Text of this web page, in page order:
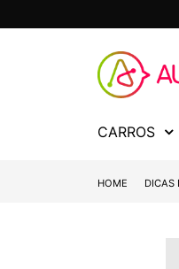
CARROS
HOME DICAS